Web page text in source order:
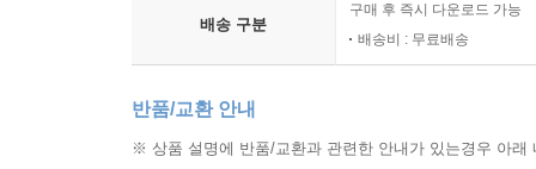
배송 구분
구매 후 즉시 다운로드 가능
배송비 : 무료배송
반품/교환 안내
※ 상품 설명에 반품/교환과 관련한 안내가 있는경우 아